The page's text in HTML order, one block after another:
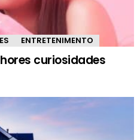
ENTRETENIMENTO
curiosidades